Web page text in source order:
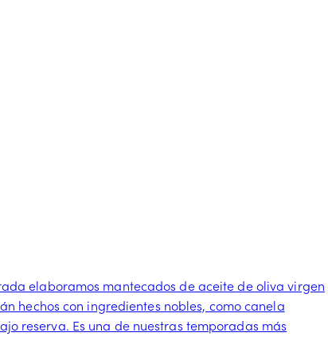
elaboramos mantecados de aceite de oliva virgen
hechos con ingredientes nobles, como canela
reserva. Es una de nuestras temporadas más